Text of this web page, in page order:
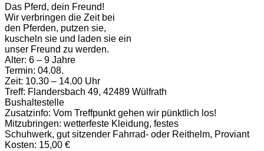
Das Pferd, dein Freund!
Wir verbringen die Zeit bei
den Pferden, putzen sie,
kuscheln sie und laden sie ein
unser Freund zu werden.
Alter: 6 – 9 Jahre
Termin: 04.08.
Zeit: 10.30 – 14.00 Uhr
Treff: Flandersbach 49, 42489 Wülfrath
Bushaltestelle
Zusatzinfo: Vom Treffpunkt gehen wir pünktlich los!
Mitzubringen: wetterfeste Kleidung, festes
Schuhwerk, gut sitzender Fahrrad- oder Reithelm, Proviant
Kosten: 15,00 €